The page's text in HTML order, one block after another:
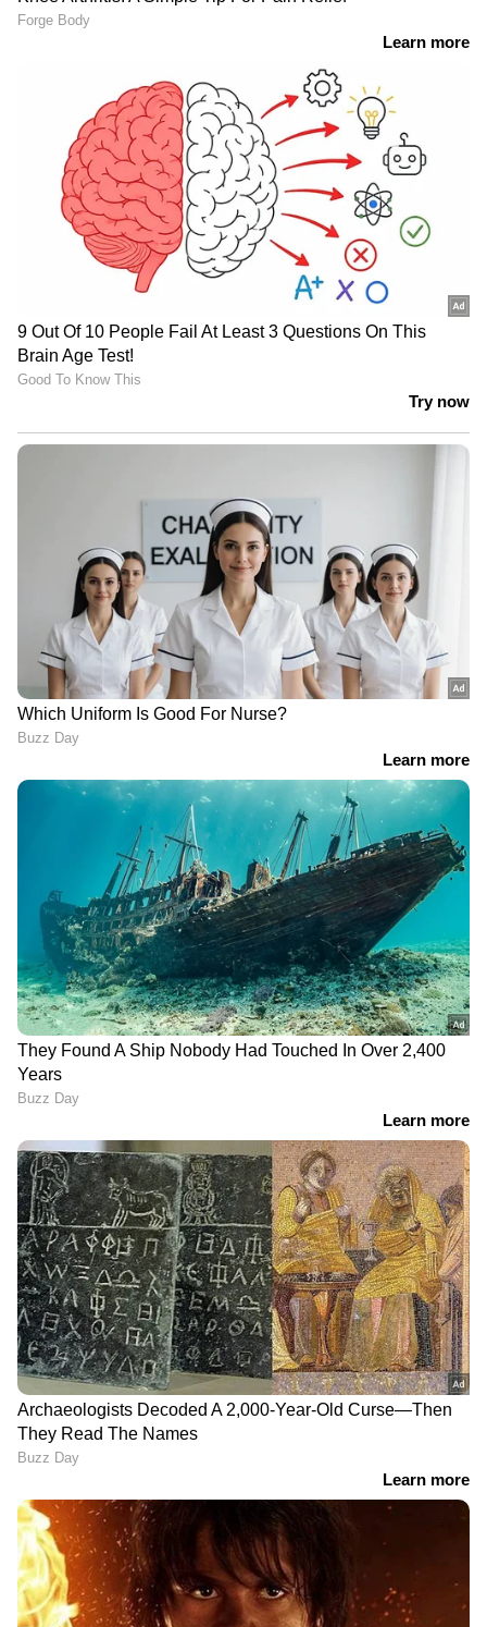
ഇതിനായി ലഗേജുകൾ കത്തിനശിച്ചതടക്കം
യാത്രക്കാർക്ക് സംഭവിച്ച നഷ്ടങ്ങളുടെ
കണക്കെടുത്തിട്ടുണ്ട്. നിരവധി മലയാളി
യാത്രക്കാരാണ് ട്രെയിനിലുണ്ടായിരുന്നത്.
നിലവിൽ മലയാളി യാത്രക്കാർ ഉൾപ്പെടെ
എല്ലാവരും സുരക്ഷിതരാണെന്ന് റെയിൽവേ
അധികൃതർ അറിയിച്ചു. കോട്ട സ്റ്റേഷനിൽ വെച്ച്
മറ്റൊരു ബോഗി ഘടിപ്പിച്ച് ട്രെയിൻ യാത്ര
തുടർന്നു. കഴിഞ്ഞ വെള്ളിയാഴ്ച
തിരുവനന്തപുരത്ത് നിന്ന് പുറപ്പെട്ട ട്രെയിൻ ഇന്ന്
ഉച്ചയോടെ ഡൽഹിയിൽ എത്തേണ്ടതായിരുന്നു.
തീ പിടുത്തത്തിനുള്ള കാരണം വ്യക്തമല്ലെന്നും
അന്വേഷണം നടക്കുകയാണെന്നും റെയിൽവേ
വ്യക്തമാക്കി.
LATEST VIDEOS
ഇന്ത്യയിലെയും ലോകമെമ്പാടുമുള്ള എല്ലാ
India News
അറിയാൻ എപ്പോഴും ഏഷ്യാനെറ്റ്
ന്യൂസ് വാർത്തകൾ.Malayalam News
തത്സമയ അപ്‌ഡേറ്റുകളും ആഴത്തിലുള്ള
വിശകലനവും സമഗ്രമായ റിപ്പോർട്ടിംഗും —
എല്ലാം ഒരൊറ്റ സ്ഥലത്ത്. ഏത് സമയത്തും,
എവിടെയും വിശ്വസനീയമായ വാർത്തകൾ